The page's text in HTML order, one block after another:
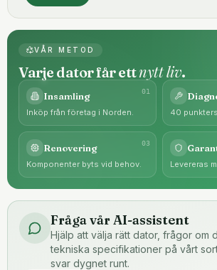
VÅR METOD
Varje dator får ettnytt liv.
01
Insamling
Inköp från företag i Norden. 40
03
Renovering
Komponenter byts vid behov. Levereras
Fråga vår AI-assistent
Hjälp att välja rätt dator, frågor om
tekniska specifikationer på vårt
svar dygnet runt.